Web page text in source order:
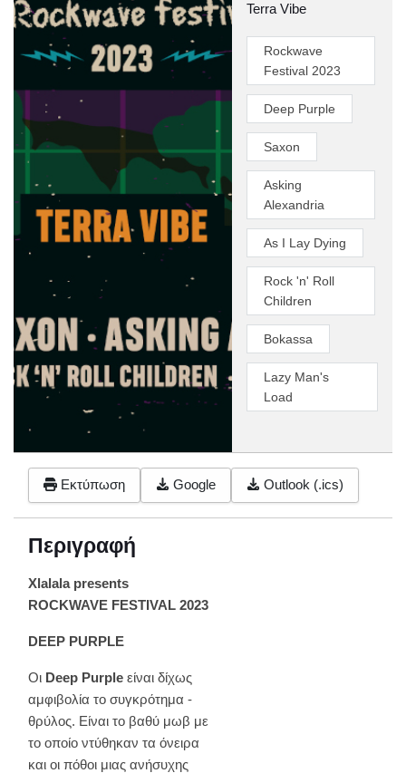
Terra Vibe
Rockwave
Festival 2023
Deep Purple
Saxon
Asking
Alexandria
As I Lay Dying
Rock 'n' Roll
Children
Bokassa
Lazy Man's
Load
Εκτύπωση Google Outlook (.ics)
Περιγραφή
Xlalala presents
ROCKWAVE FESTIVAL 2023
DEEP PURPLE
Οι Deep Purple είναι δίχως
αμφιβολία το συγκρότημα -
θρύλος. Είναι το βαθύ μωβ με
το οποίο ντύθηκαν τα όνειρα
και οι πόθοι μιας ανήσυχης